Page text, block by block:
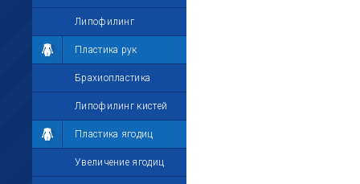
Липофилинг
Пластика рук
Брахиопластика
Липофилинг кистей
Пластика ягодиц
Увеличение ягодиц